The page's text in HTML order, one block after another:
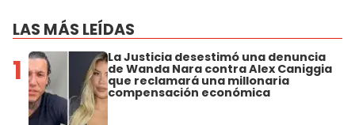
LAS MÁS LEÍDAS
1 La Justicia desestimó una denuncia
de Wanda Nara contra Alex Caniggia
que reclamará una millonaria
compensación económica